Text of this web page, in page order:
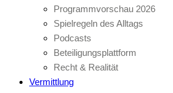
Programmvorschau 2026
Spielregeln des Alltags
Podcasts
Beteiligungsplattform
Recht & Realität
Vermittlung